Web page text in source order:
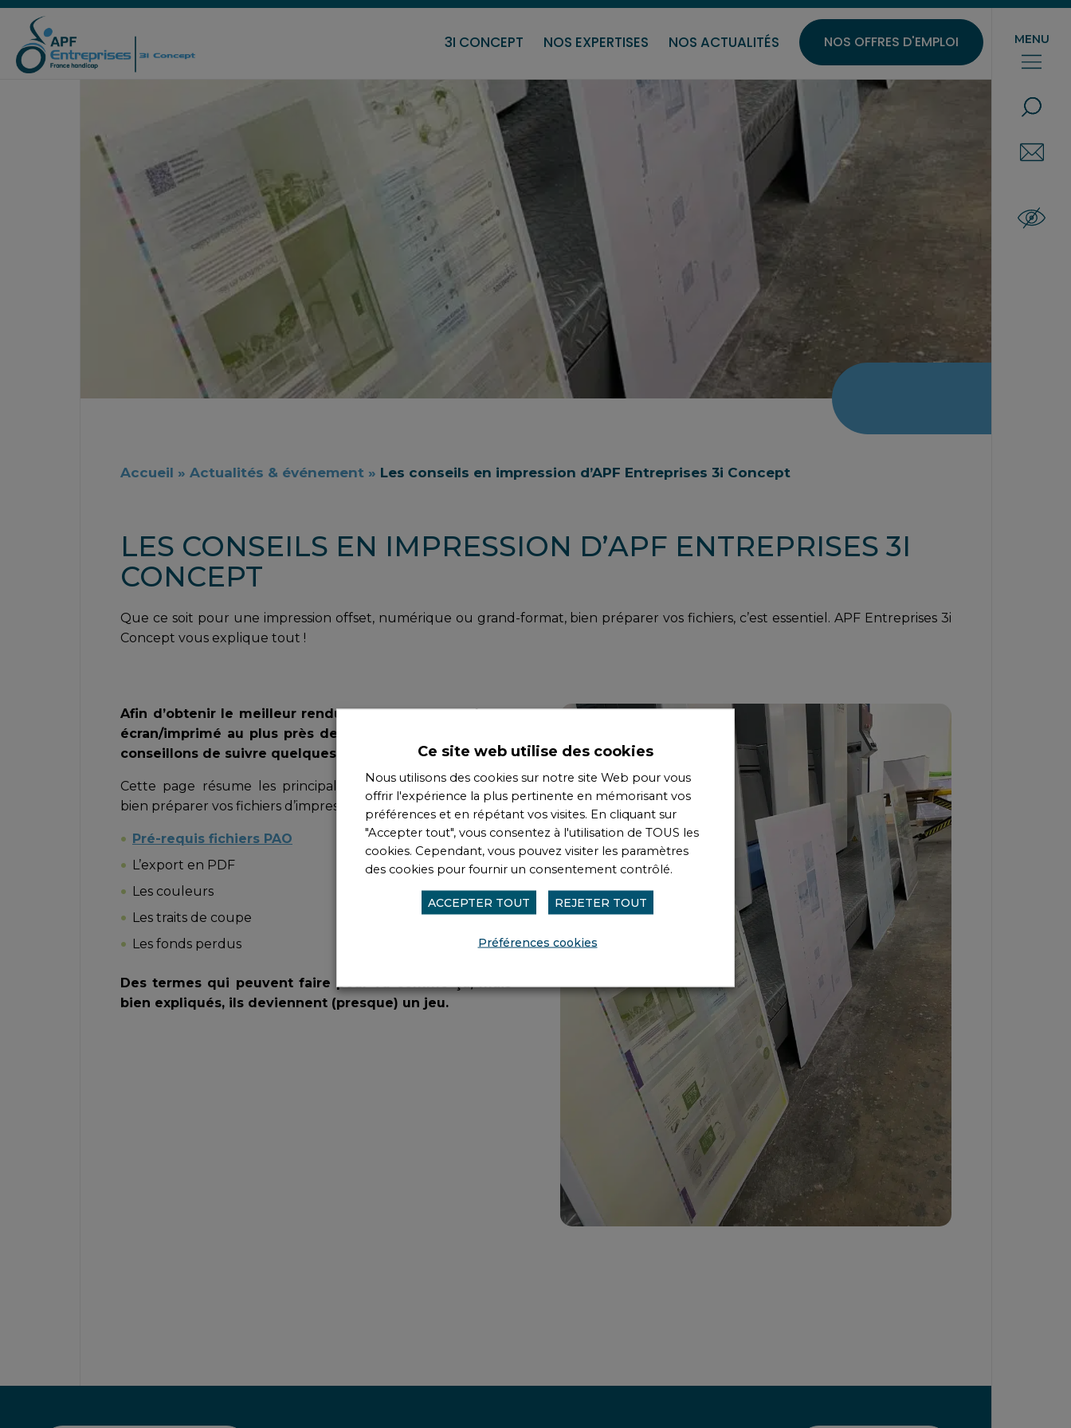
3I CONCEPT NOS EXPERTISES
PRESTATIONS AUX ENTREPRISES
NOS ACTUALITÉS NOS OFFRES D'EMPLOI MENU
QUE
Accueil » Actualités & événement » Les conseils en impression d’APF Entreprises 3i Concept
LES CONSEILS EN IMPRESSION D’APF ENTREPRISES 3I
CONCEPT
Que ce soit pour une impression offset, numérique ou grand-format, bien préparer vos fichiers, c’est essentiel. APF Entreprises 3i
Concept vous explique tout !
Afin d’obtenir le meilleur rendu et une correspondance
écran/imprimé au plus près de vos attentes, nous vous
conseillons de suivre quelques conseils #3iConcept.
Cette page résume les principales recommandations pour
bien préparer vos fichiers d’impression offset comme :
Pré-requis fichiers PAO
L’export en PDF
Les couleurs
Les traits de coupe
Les fonds perdus
Des termes qui peuvent faire peur vu comme ça, mais
bien expliqués, ils deviennent (presque) un jeu.
Ce site web utilise des cookies
Nous utilisons des cookies sur notre site Web pour vous
offrir l'expérience la plus pertinente en mémorisant vos
préférences et en répétant vos visites. En cliquant sur
"Accepter tout", vous consentez à l'utilisation de TOUS les
cookies. Cependant, vous pouvez visiter les paramètres
des cookies pour fournir un consentement contrôlé.
ACCEPTER TOUT REJETER TOUT
Préférences cookies